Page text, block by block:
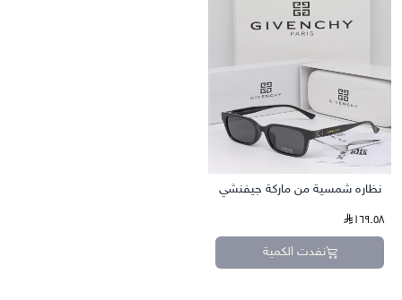
نظاره شمسية من ماركة جيفنشي
١٦٩.٥٨
نفدت الكمية